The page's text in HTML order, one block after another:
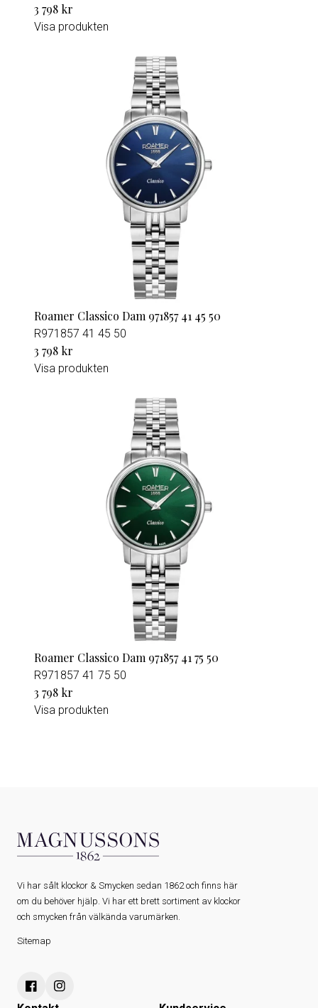
3 798 kr
Visa produkten
Roamer Classico Dam 971857 41 45 50
R971857 41 45 50
3 798 kr
Visa produkten
Roamer Classico Dam 971857 41 75 50
R971857 41 75 50
3 798 kr
Visa produkten
Vi har sålt klockor & Smycken sedan 1862 och finns här
om du behöver hjälp. Vi har ett brett sortiment av klockor
och smycken från välkända varumärken.
Sitemap